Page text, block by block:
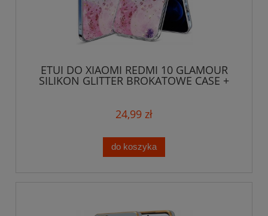
ETUI DO XIAOMI REDMI 10 GLAMOUR
SILIKON GLITTER BROKATOWE CASE +
24,99 zł
do koszyka